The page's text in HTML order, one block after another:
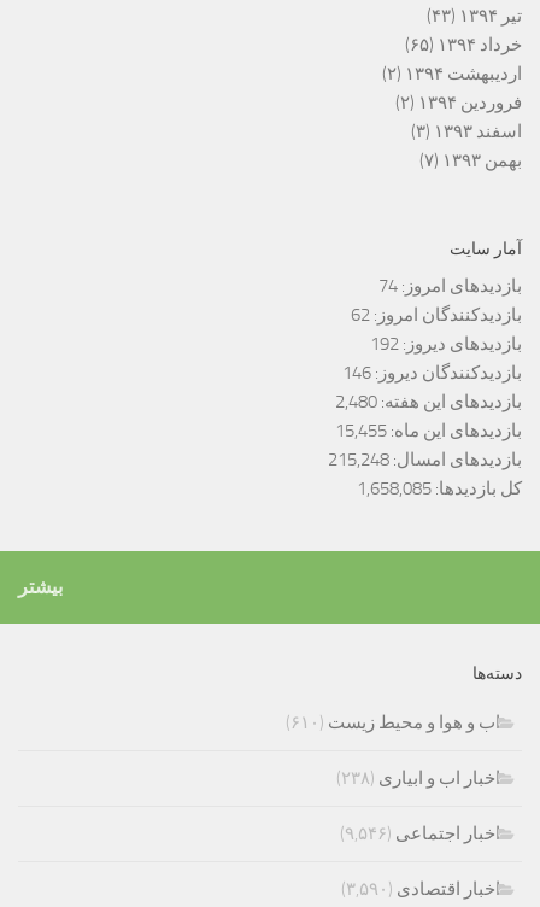
تیر ۱۳۹۴
(۴۳)
خرداد ۱۳۹۴
(۶۵)
اردیبهشت ۱۳۹۴
(۲)
فروردین ۱۳۹۴
(۲)
اسفند ۱۳۹۳
(۳)
بهمن ۱۳۹۳
(۷)
آمار سایت
بازدیدهای امروز: 74
بازدیدکنندگان امروز: 62
بازدیدهای دیروز: 192
بازدیدکنندگان دیروز: 146
بازدیدهای این هفته: 2,480
بازدیدهای این ماه: 15,455
بازدیدهای امسال: 215,248
کل بازدیدها: 1,658,085
بیشتر
دسته‌ها
اب و هوا و محیط زیست (۶۱۰)
اخبار اب و ابیاری (۲۳۸)
اخبار اجتماعی (۹,۵۴۶)
اخبار اقتصادی (۳,۵۹۰)